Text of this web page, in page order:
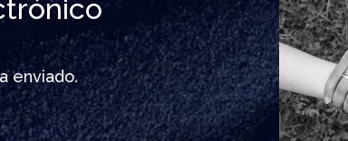
enviado.